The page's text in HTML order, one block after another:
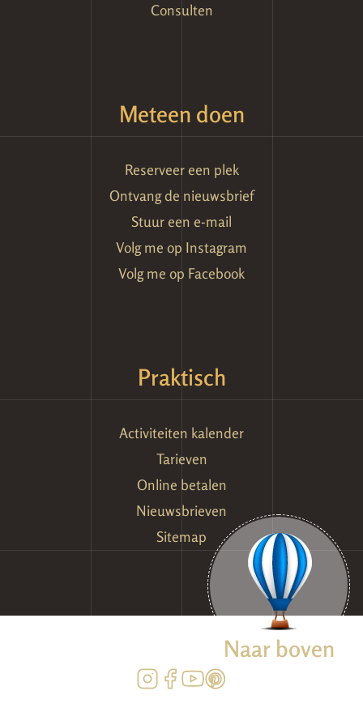
Consulten
Meteen doen
Reserveer een plek
Ontvang de nieuwsbrief
Stuur een e-mail
Volg me op Instagram
Volg me op Facebook
Praktisch
Activiteiten kalender
Tarieven
Online betalen
Nieuwsbrieven
Sitemap
Naar boven